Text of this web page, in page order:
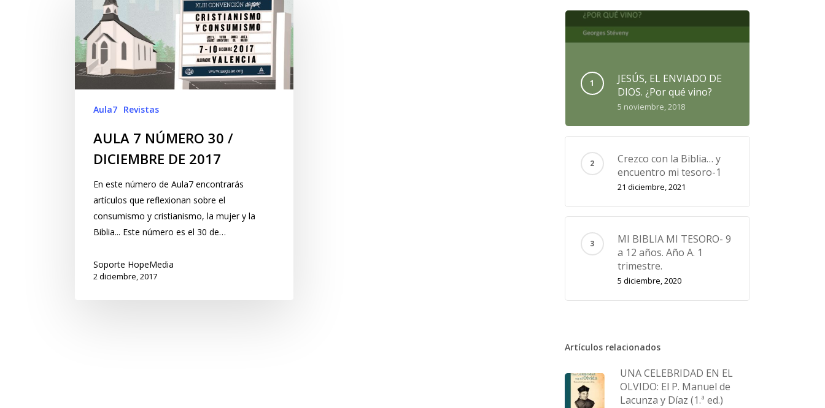
Aula7 Revistas
AULA 7 NÚMERO 30 /
DICIEMBRE DE 2017
En este número de Aula7 encontrarás
artículos que reflexionan sobre el
consumismo y cristianismo, la mujer y la
Biblia... Este número es el 30 de…
Soporte HopeMedia
2 diciembre, 2017
JESÚS, EL ENVIADO DE
DIOS. ¿Por qué vino?
5 noviembre, 2018
Crezco con la Biblia… y
encuentro mi tesoro-1
21 diciembre, 2021
MI BIBLIA MI TESORO- 9
a 12 años. Año A. 1
trimestre.
5 diciembre, 2020
Artículos relacionados
UNA CELEBRIDAD EN EL
OLVIDO: El P. Manuel de
Lacunza y Díaz (1.ª ed.)